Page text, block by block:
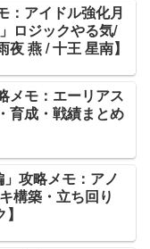
：アイドル強化月
ロジックやる気/
燕 / 十王 星南】
メモ：エーリアス
育成・戦績まとめ
」攻略メモ：アノ
構築・立ち回り